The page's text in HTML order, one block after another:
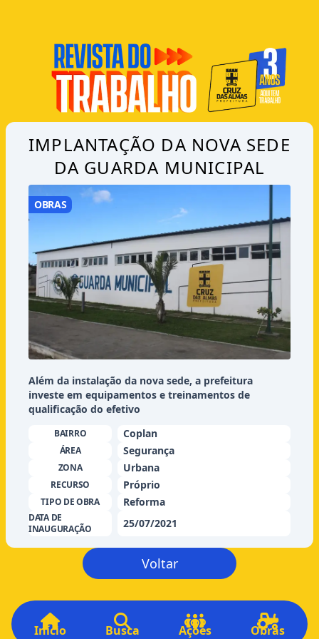
IMPLANTAÇÃO DA NOVA SEDE
DA GUARDA MUNICIPAL
OBRAS
Além da instalação da nova sede, a prefeitura
investe em equipamentos e treinamentos de
qualificação do efetivo
BAIRRO Coplan
ÁREA Segurança
ZONA Urbana
RECURSO Próprio
TIPO DE OBRA Reforma
DATA DE
INAUGURAÇÃO
25/07/2021
Voltar
Início Busca Ações Obras